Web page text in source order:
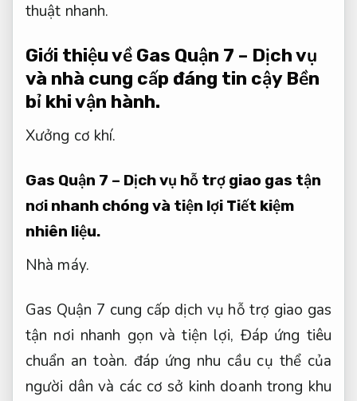
thuật nhanh.
Giới thiệu về Gas Quận 7 – Dịch vụ
và nhà cung cấp đáng tin cậy Bền
bỉ khi vận hành.
Xưởng cơ khí.
Gas Quận 7 – Dịch vụ hỗ trợ giao gas tận
nơi nhanh chóng và tiện lợi Tiết kiệm
nhiên liệu.
Nhà máy.
Gas Quận 7 cung cấp dịch vụ hỗ trợ giao gas
tận nơi nhanh gọn và tiện lợi, Đáp ứng tiêu
chuẩn an toàn. đáp ứng nhu cầu cụ thể của
người dân và các cơ sở kinh doanh trong khu